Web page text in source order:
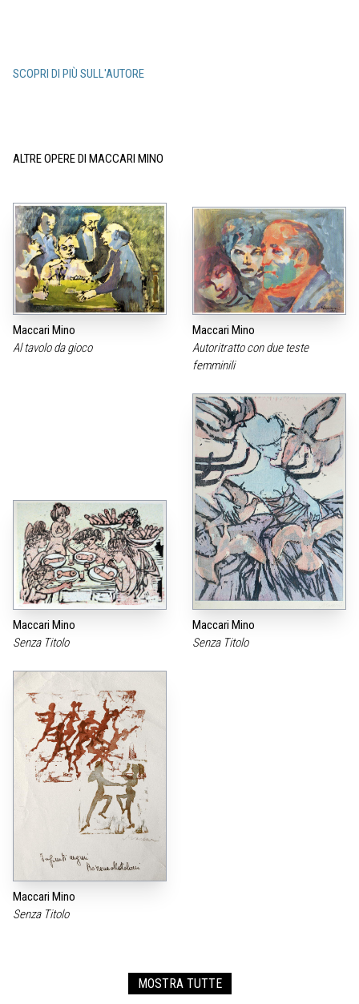
SCOPRI DI PIÙ SULL'AUTORE
ALTRE OPERE DI MACCARI MINO
Maccari Mino
Al tavolo da gioco
Maccari Mino
Autoritratto con due teste
femminili
Maccari Mino
Senza Titolo
Maccari Mino
Senza Titolo
Maccari Mino
Senza Titolo
MOSTRA TUTTE